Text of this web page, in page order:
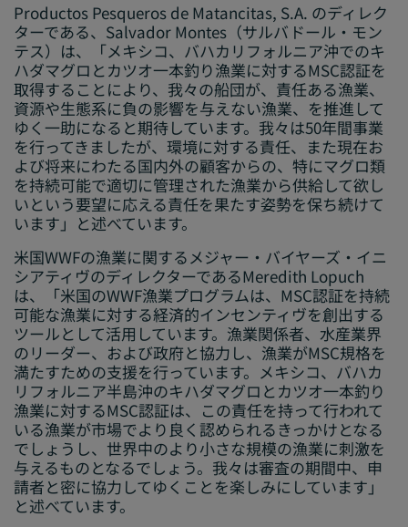
Productos Pesqueros de Matancitas, S.A. のディレク
ターである、Salvador Montes（サルバドール・モン
テス）は、「メキシコ、バハカリフォルニア沖でのキ
ハダマグロとカツオ一本釣り漁業に対するMSC認証を
取得することにより、我々の船団が、責任ある漁業、
資源や生態系に負の影響を与えない漁業、を推進して
ゆく一助になると期待しています。我々は50年間事業
を行ってきましたが、環境に対する責任、また現在お
よび将来にわたる国内外の顧客からの、特にマグロ類
を持続可能で適切に管理された漁業から供給して欲し
いという要望に応える責任を果たす姿勢を保ち続けて
います」と述べています。
米国WWFの漁業に関するメジャー・バイヤーズ・イニ
シアティヴのディレクターであるMeredith Lopuch
は、「米国のWWF漁業プログラムは、MSC認証を持続
可能な漁業に対する経済的インセンティヴを創出する
ツールとして活用しています。漁業関係者、水産業界
のリーダー、および政府と協力し、漁業がMSC規格を
満たすための支援を行っています。メキシコ、バハカ
リフォルニア半島沖のキハダマグロとカツオ一本釣り
漁業に対するMSC認証は、この責任を持って行われて
いる漁業が市場でより良く認められるきっかけとなる
でしょうし、世界中のより小さな規模の漁業に刺激を
与えるものとなるでしょう。我々は審査の期間中、申
請者と密に協力してゆくことを楽しみにしています」
と述べています。